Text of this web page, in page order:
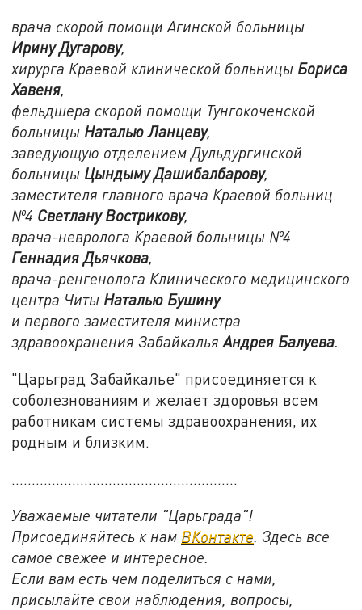
врача скорой помощи Агинской больницы
Ирину Дугарову,
хирурга Краевой клинической больницы Бориса
Хавеня,
фельдшера скорой помощи Тунгокоченской
больницы Наталью Ланцеву,
заведующую отделением Дульдургинской
больницы Цындыму Дашибалбарову,
заместителя главного врача Краевой больниц
№4 Светлану Вострикову,
врача-невролога Краевой больницы №4
Геннадия Дьячкова,
врача-ренгенолога Клинического медицинского
центра Читы Наталью Бушину
и первого заместителя министра
здравоохранения ЗабайкальяАндрея Балуева.
"Царьград Забайкалье" присоединяется к
соболезнованиям и желает здоровья всем
работникам системы здравоохранения, их
родным и близким.
Уважаемые читатели "Царьграда"!
Присоединяйтесь к нам ВКонтакте. Здесь все
самое свежее и интересное.
Если вам есть чем поделиться с нами,
присылайте свои наблюдения, вопросы,